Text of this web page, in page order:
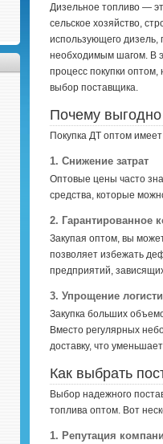
Дизельное топливо —
сельское хозяйство,
использующего дизель,
необходимым шагом. В
процесс покупки
выбор поставщика.
Почему выгодно
Покупка ДТ оптом
1. Снижение затрат
Оптовые цены часто
средства, которые
2. Гарантированное
Закупая оптом, вы
позволяет избежать
предприятий,
3. Упрощение
Закупка больших
Вместо регулярных
доставку, что
Как выбрать
Выбор надежного
топлива оптом. Вот
1. Репутация